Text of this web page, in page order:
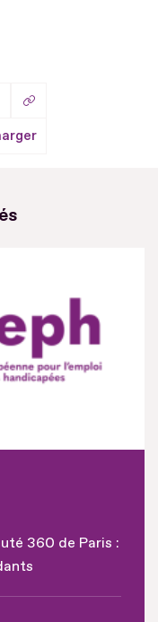
sur LinkedIn
par Email
Copier le lien
360 de Paris :